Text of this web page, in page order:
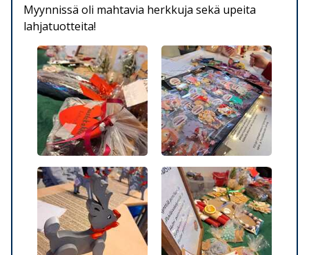
Myynnissä oli mahtavia herkkuja sekä upeita
lahjatuotteita!